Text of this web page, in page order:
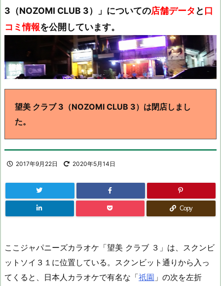
3（NOZOMI CLUB 3）」についての店舗データ と 口
コミ情報を公開しています。
望美 クラブ 3（NOZOMI CLUB 3）は閉店しまし
た。
2017年9月22日 2020年5月14日
Copy
ここジャパニーズカラオケ「望美 クラブ ３」は、スクンビ
ットソイ３１に位置している。スクンビット通りから入っ
てくると、日本人カラオケで有名な「祇園 」の次を左折